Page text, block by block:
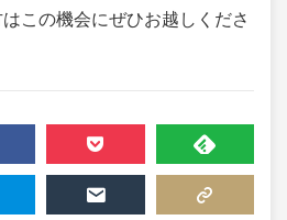
この機会にぜひお越しくださ
POCKET FEEDLY